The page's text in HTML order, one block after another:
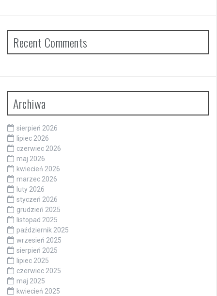
Recent Comments
Archiwa
sierpień 2026
lipiec 2026
czerwiec 2026
maj 2026
kwiecień 2026
marzec 2026
luty 2026
styczeń 2026
grudzień 2025
listopad 2025
październik 2025
wrzesień 2025
sierpień 2025
lipiec 2025
czerwiec 2025
maj 2025
kwiecień 2025